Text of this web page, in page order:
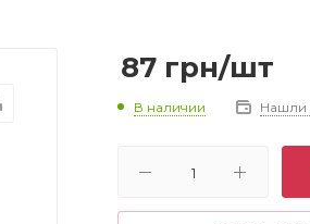
87 грн/шт
В наличии Нашли